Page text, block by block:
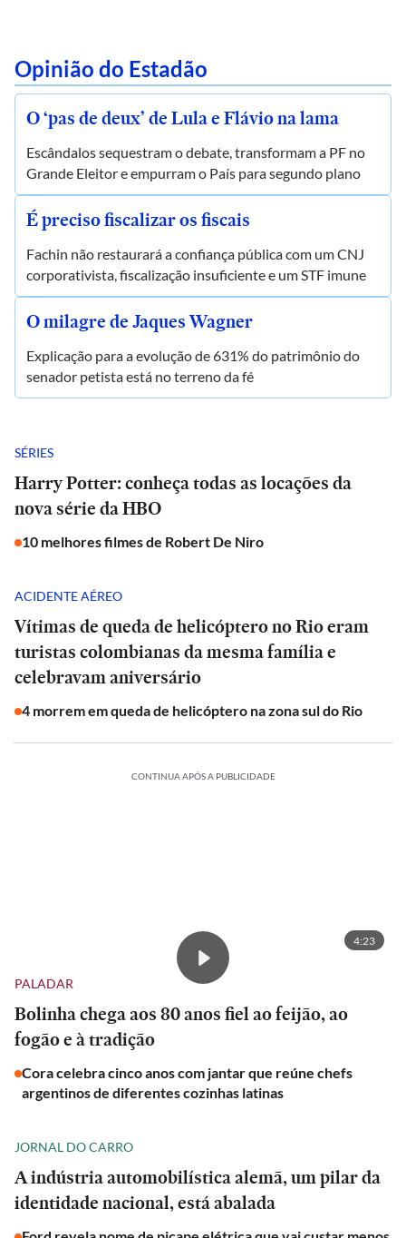
Opinião do Estadão
O ‘pas de deux’ de Lula e Flávio na lama
Escândalos sequestram o debate, transformam a PF no
Grande Eleitor e empurram o País para segundo plano
É preciso fiscalizar os fiscais
Fachin não restaurará a confiança pública com um CNJ
corporativista, fiscalização insuficiente e um STF imune
O milagre de Jaques Wagner
Explicação para a evolução de 631% do patrimônio do
senador petista está no terreno da fé
SÉRIES
Harry Potter: conheça todas as locações da
nova série da HBO
10 melhores filmes de Robert De Niro
ACIDENTE AÉREO
Vítimas de queda de helicóptero no Rio eram
turistas colombianas da mesma família e
celebravam aniversário
4 morrem em queda de helicóptero na zona sul do Rio
CONTINUA APÓS A PUBLICIDADE
4:23
PALADAR
Bolinha chega aos 80 anos fiel ao feijão, ao
fogão e à tradição
Cora celebra cinco anos com jantar que reúne chefs
argentinos de diferentes cozinhas latinas
JORNAL DO CARRO
A indústria automobilística alemã, um pilar da
identidade nacional, está abalada